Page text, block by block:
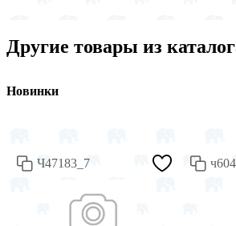
Другие товары из
Новинки
Ч47183_7